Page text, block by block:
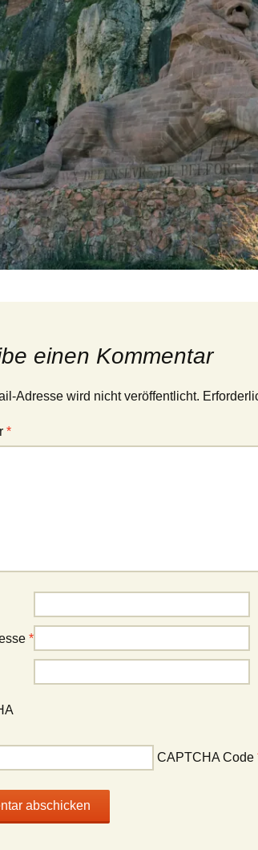
einen Kommentar
Adresse wird nicht veröffentlicht.
*
*
CAPTCHA Code